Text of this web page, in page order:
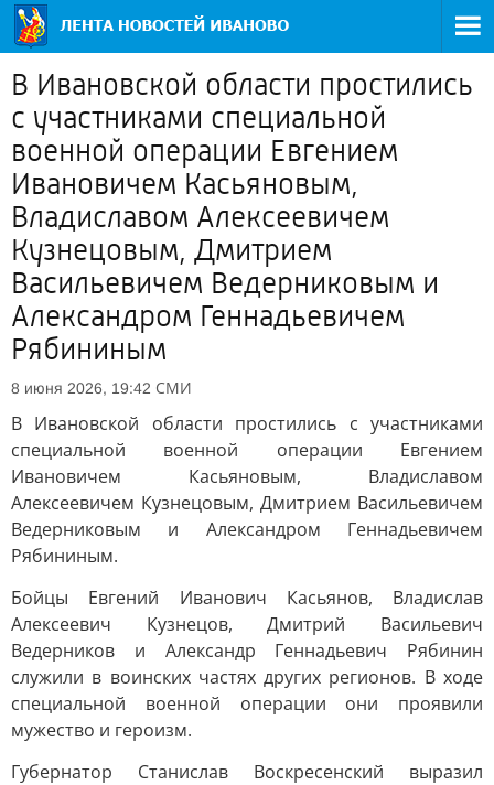
В Ивановской области простились
с участниками специальной
военной операции Евгением
Ивановичем Касьяновым,
Владиславом Алексеевичем
Кузнецовым, Дмитрием
Васильевичем Ведерниковым и
Александром Геннадьевичем
Рябининым
8 июня 2026, 19:42 СМИ
В Ивановской области простились с участниками
специальной военной операции Евгением
Ивановичем Касьяновым, Владиславом
Алексеевичем Кузнецовым, Дмитрием Васильевичем
Ведерниковым и Александром Геннадьевичем
Рябининым.
Бойцы Евгений Иванович Касьянов, Владислав
Алексеевич Кузнецов, Дмитрий Васильевич
Ведерников и Александр Геннадьевич Рябинин
служили в воинских частях других регионов. В ходе
специальной военной операции они проявили
мужество и героизм.
Губернатор Станислав Воскресенский выразил